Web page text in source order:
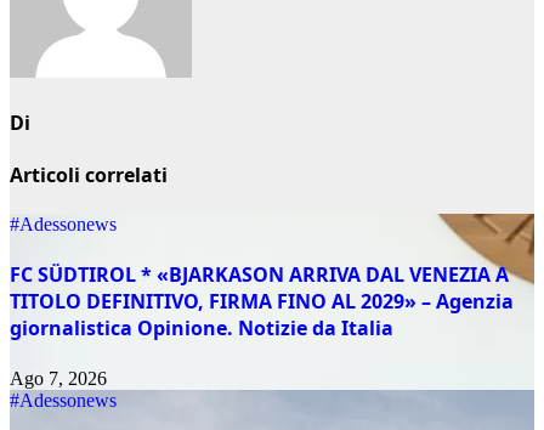
Di
Articoli correlati
#Adessonews
FC SÜDTIROL * «BJARKASON ARRIVA DAL VENEZIA A
TITOLO DEFINITIVO, FIRMA FINO AL 2029» – Agenzia
giornalistica Opinione. Notizie da Italia
Ago 7, 2026
#Adessonews